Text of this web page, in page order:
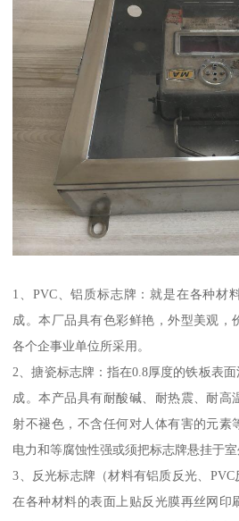
1、PVC、铝质标志牌：就是在各种材
成。本厂品具有色彩鲜艳，外型美观，
各个企事业单位所采用。
2、搪瓷标志牌：指在0.8厚度的铁板表
成。本产品具有耐酸碱、耐热震、耐高
射不褪色，不含任何对人体有害的元素
电力和等腐蚀性强或须把标志牌悬挂于室
3、反光标志牌（材料有铝质反光、
在各种材料的表面上贴反光膜再丝网印